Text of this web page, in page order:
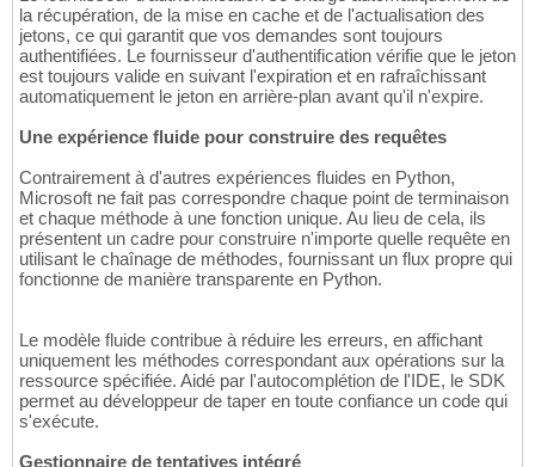
la récupération, de la mise en cache et de l'actualisation des
jetons, ce qui garantit que vos demandes sont toujours
authentifiées. Le fournisseur d'authentification vérifie que le jeton
est toujours valide en suivant l'expiration et en rafraîchissant
automatiquement le jeton en arrière-plan avant qu'il n'expire.
Une expérience fluide pour construire des requêtes
Contrairement à d'autres expériences fluides en Python,
Microsoft ne fait pas correspondre chaque point de terminaison
et chaque méthode à une fonction unique. Au lieu de cela, ils
présentent un cadre pour construire n'importe quelle requête en
utilisant le chaînage de méthodes, fournissant un flux propre qui
fonctionne de manière transparente en Python.
Le modèle fluide contribue à réduire les erreurs, en affichant
uniquement les méthodes correspondant aux opérations sur la
ressource spécifiée. Aidé par l'autocomplétion de l'IDE, le SDK
permet au développeur de taper en toute confiance un code qui
s'exécute.
Gestionnaire de tentatives intégré